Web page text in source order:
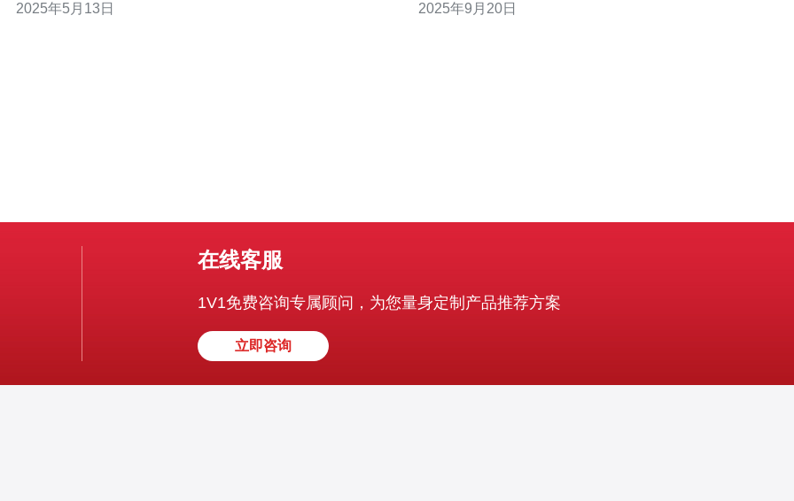
将介绍美国大带宽测试IP，帮助您检查您的网络速度。 美
2025年5月13日
心技术设施 堪萨斯机房的核心技术设施包括但不限于以下
2025年9月20日
在线客服
1V1免费咨询专属顾问，为您量身定制产品推荐方案
立即咨询